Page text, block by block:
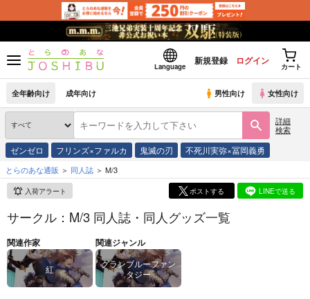
Language
新規登録 ログイン
カート
全年齢向け 成年向け 男性向け 女性向け
詳細
検索
ゼンゼロ フリンズ×ファルカ 鬼滅の刃 不死川実弥×冨岡義勇
とらのあな通販 同人誌 M/3
入荷アラート ポストする LINEで送る
サークル：M/3 同人誌・同人グッズ一覧
関連作家
紅
関連ジャンル
グランブルーファン
タジー